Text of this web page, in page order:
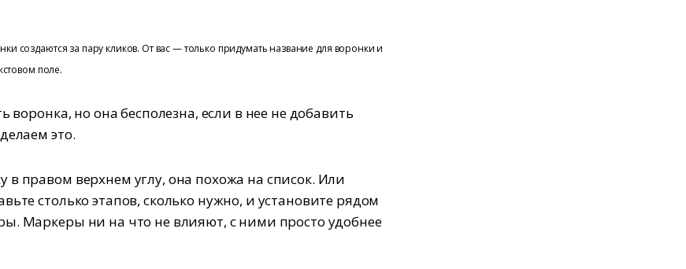
создаются за пару кликов. От вас — только придумать название для воронки и
поле.
воронка, но она бесполезна, если в нее не добавить
это.
в правом верхнем углу, она похожа на список. Или
столько этапов, сколько нужно, и установите рядом
Маркеры ни на что не влияют, с ними просто удобнее